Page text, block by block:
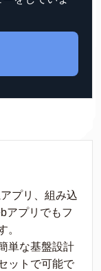
プリ、組み込
アプリでもフ
。
単な基盤設計
ットで可能で